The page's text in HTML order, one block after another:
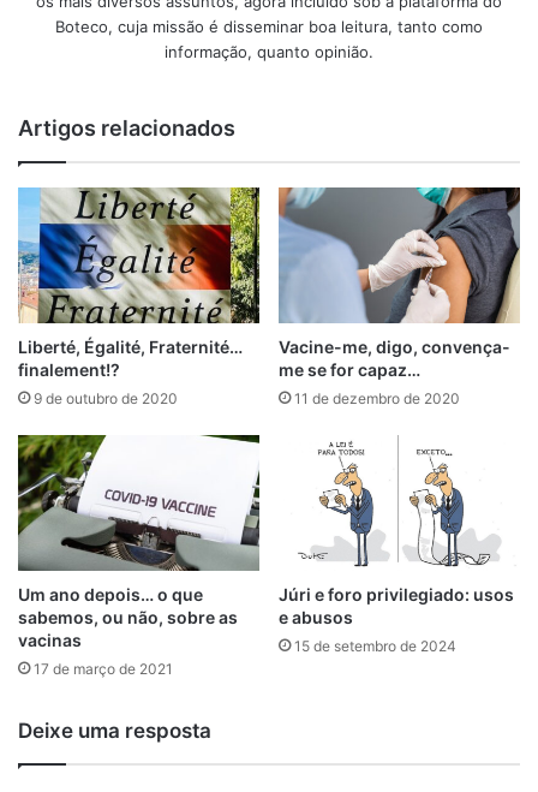
Boteco, cuja missão é disseminar boa leitura, tanto como
informação, quanto opinião.
Artigos relacionados
Liberté, Égalité, Fraternité…
finalement!?
9 de outubro de 2020
Vacine-me, digo, convença-
me se for capaz…
11 de dezembro de 2020
Um ano depois… o que
sabemos, ou não, sobre as
vacinas
17 de março de 2021
Júri e foro privilegiado: usos
e abusos
15 de setembro de 2024
Deixe uma resposta